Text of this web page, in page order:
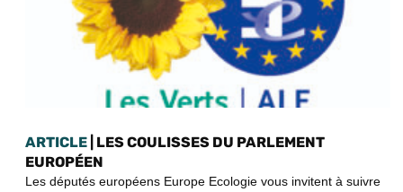
ARTICLE | LES COULISSES DU PARLEMENT
EUROPÉEN
Les députés européens Europe Ecologie vous invitent à suivre